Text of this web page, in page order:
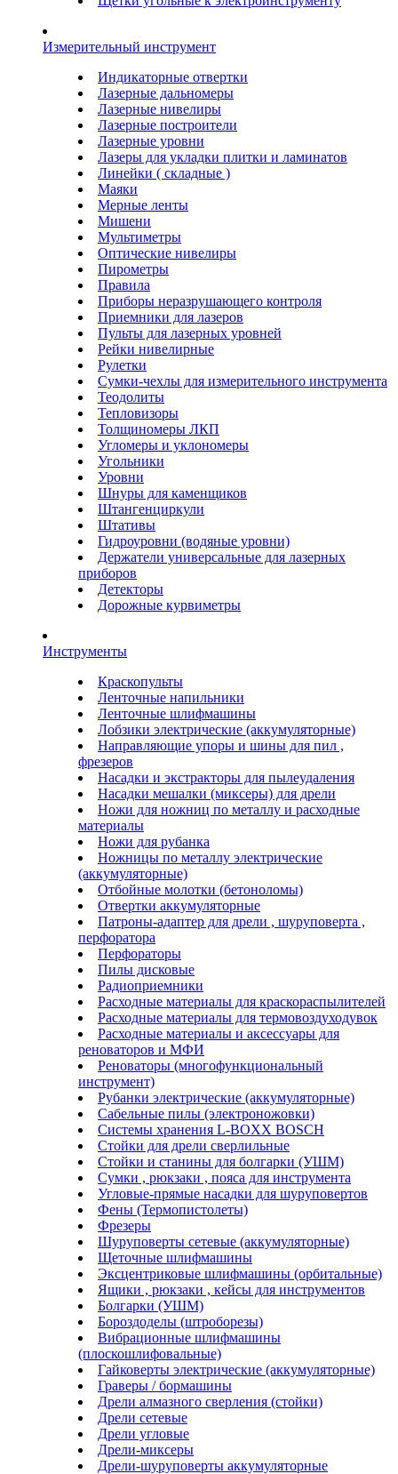
Измерительный инструмент
Индикаторные отвертки
Лазерные дальномеры
Лазерные нивелиры
Лазерные построители
Лазерные уровни
Лазеры для укладки плитки и ламинатов
Линейки ( складные )
Маяки
Мерные ленты
Мишени
Мультиметры
Оптические нивелиры
Пирометры
Правила
Приборы неразрушающего контроля
Приемники для лазеров
Пульты для лазерных уровней
Рейки нивелирные
Рулетки
Сумки-чехлы для измерительного инструмента
Теодолиты
Тепловизоры
Толщиномеры ЛКП
Угломеры и уклономеры
Угольники
Уровни
Шнуры для каменщиков
Штангенциркули
Штативы
Гидроуровни (водяные уровни)
Держатели универсальные для лазерных
приборов
Детекторы
Дорожные курвиметры
Инструменты
Краскопульты
Ленточные напильники
Ленточные шлифмашины
Лобзики электрические (аккумуляторные)
Направляющие упоры и шины для пил ,
фрезеров
Насадки и экстракторы для пылеудаления
Насадки мешалки (миксеры) для дрели
Ножи для ножниц по металлу и расходные
материалы
Ножи для рубанка
Ножницы по металлу электрические
(аккумуляторные)
Отбойные молотки (бетоноломы)
Отвертки аккумуляторные
Патроны-адаптер для дрели , шуруповерта ,
перфоратора
Перфораторы
Пилы дисковые
Радиоприемники
Расходные материалы для краскораспылителей
Расходные материалы для термовоздуходувок
Расходные материалы и аксессуары для
реноваторов и МФИ
Реноваторы (многофункциональный
инструмент)
Рубанки электрические (аккумуляторные)
Сабельные пилы (электроножовки)
Системы хранения L-BOXX BOSCH
Стойки для дрели сверлильные
Стойки и станины для болгарки (УШМ)
Сумки , рюкзаки , пояса для инструмента
Угловые-прямые насадки для шуруповертов
Фены (Термопистолеты)
Фрезеры
Шуруповерты сетевые (аккумуляторные)
Щеточные шлифмашины
Эксцентриковые шлифмашины (орбитальные)
Ящики , рюкзаки , кейсы для инструментов
Болгарки (УШМ)
Бороздоделы (штроборезы)
Вибрационные шлифмашины
(плоскошлифовальные)
Гайковерты электрические (аккумуляторные)
Граверы / бормашины
Дрели алмазного сверления (стойки)
Дрели сетевые
Дрели угловые
Дрели-миксеры
Дрели-шуруповерты аккумуляторные